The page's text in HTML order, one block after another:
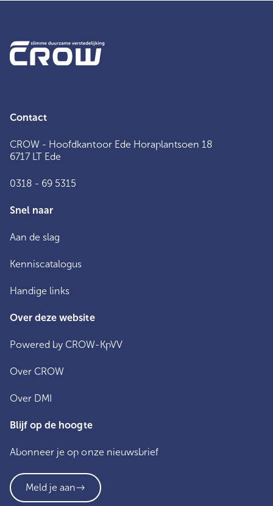
Contact
CROW - Hoofdkantoor Ede Horaplantsoen 18
6717 LT Ede
0318 - 69 5315
Snel naar
Aan de slag
Kenniscatalogus
Handige links
Over deze website
Powered by CROW-KpVV
Over CROW
Over DMI
Blijf op de hoogte
Abonneer je op onze nieuwsbrief
Meld je aan